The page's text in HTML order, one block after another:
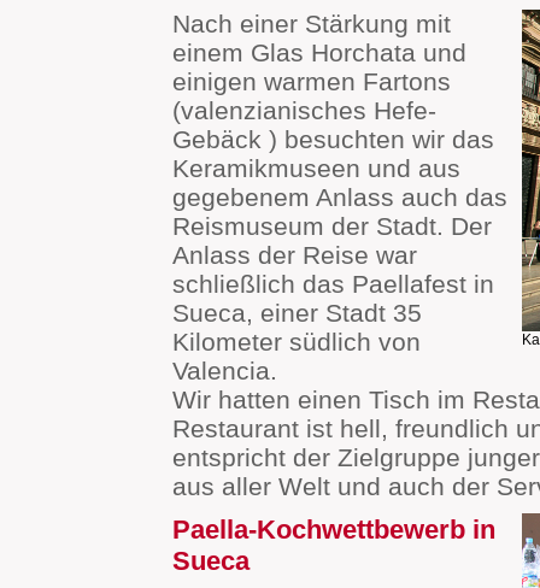
Nach einer Stärkung mit
einem Glas Horchata und
einigen warmen Fartons
(valenzianisches Hefe-
Gebäck ) besuchten wir das
Keramikmuseen und aus
gegebenem Anlass auch das
Reismuseum der Stadt. Der
Anlass der Reise war
schließlich das Paellafest in
Sueca, einer Stadt 35
Kilometer südlich von
Valencia.
Wir hatten einen Tisch im
Restaurant ist hell, freundlich
entspricht der Zielgruppe
aus aller Welt und auch der
Paella-Kochwettbewerb in
Sueca